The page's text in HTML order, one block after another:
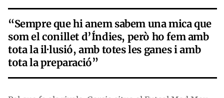
“Sempre que hi anem sabem una mica que
som el conillet d’Índies, però ho fem amb
tota la il·lusió, amb totes les ganes i amb
tota la preparació”